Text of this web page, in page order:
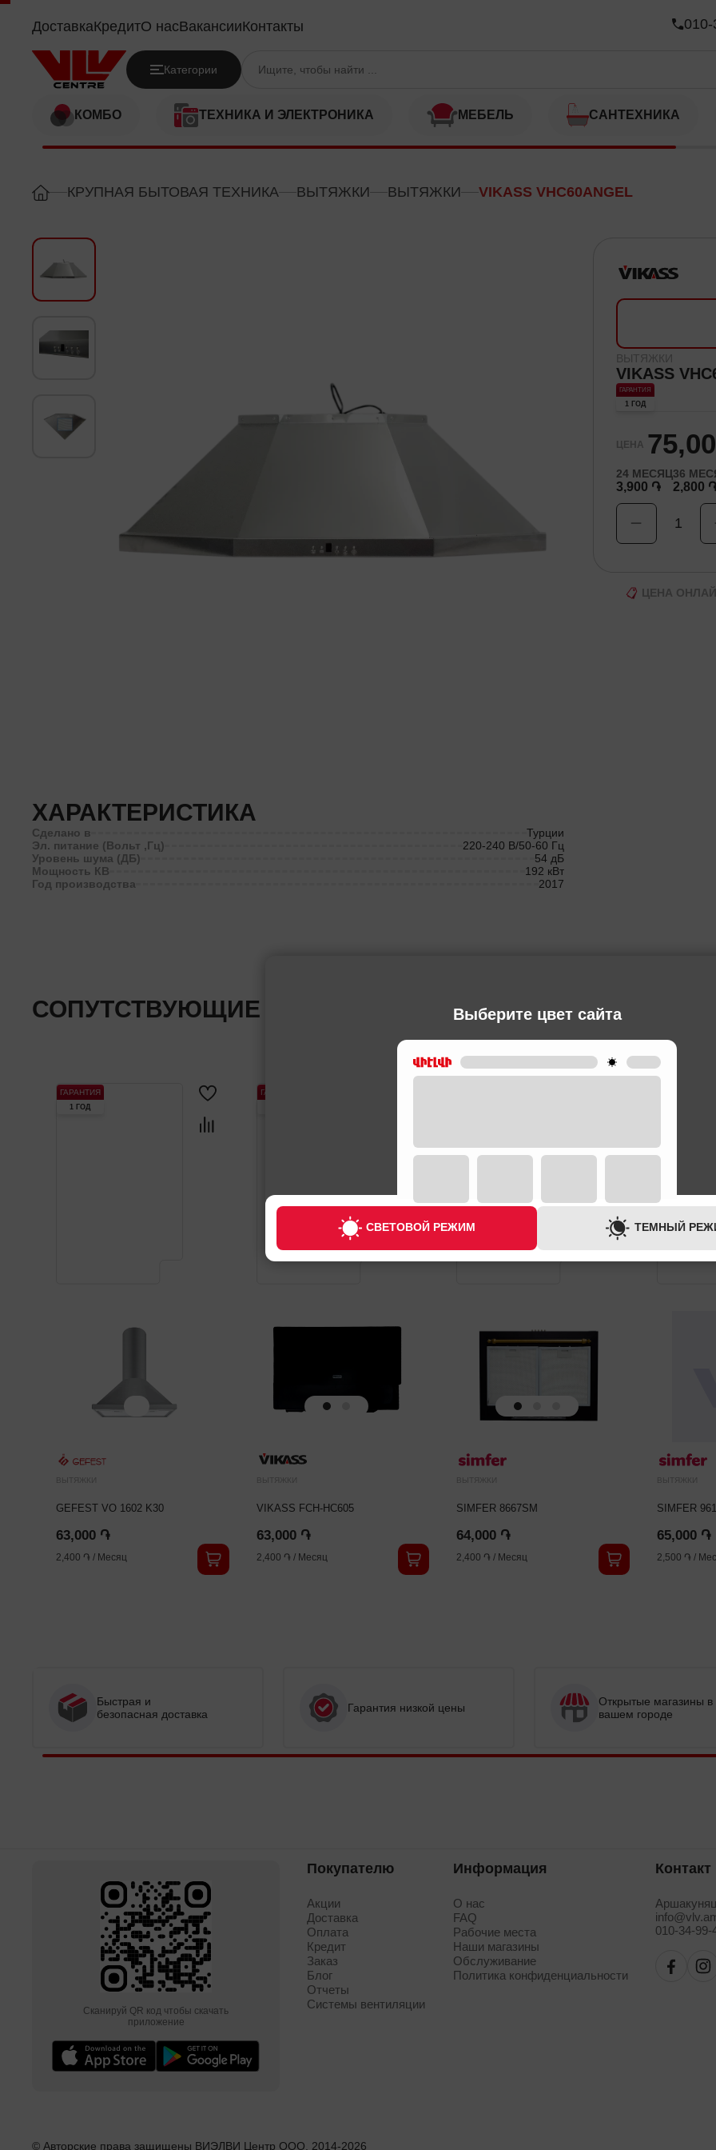
VIKASS VHC60ANGEL
Выберите цвет сайта
СВЕТОВОЙ РЕЖИМ ТЕМНЫЙ
ДоставкаКредитО насВакансииКонтакты
Категории
КОМБО ТЕХНИКА И ЭЛЕКТРОНИКА МЕБЕЛЬ САНТЕХНИКА
КРУПНАЯ БЫТОВАЯ ТЕХНИКА ВЫТЯЖКИ ВЫТЯЖКИ VIKASS VHC60ANGEL
ВЫТЯЖКИ
VIKASS
ГАРАНТИЯ
1 ГОД
ЦЕНА
24 МЕСЯЦ
3,900 ֏
36
2,800
1
ЦЕНА
ХАРАКТЕРИСТИКА
Сделано в
Турции
Эл. питание (Вольт ,Гц)
220-240 В/50-60 Гц
Уровень шума (ДБ)
54 дБ
Мощность КВ
192 кВт
Год производства
2017
СОПУТСТВУЮЩИЕ ТОВАРЫ
ГАРАНТИЯ
1 ГОД
ВЫТЯЖКИ
GEFEST VO 1602 K30
63,000 ֏
2,400 ֏ / Месяц
ГАРАНТИЯ
ВЫТЯЖКИ
VIKASS FCH-HC605
63,000 ֏
2,400 ֏ / Месяц
ВЫТЯЖКИ
SIMFER 8667SM
64,000 ֏
2,400 ֏ / Месяц
ВЫТЯЖКИ
SIMFER
65,000 ֏
2,500 ֏ /
Быстрая и
безопасная доставка
Гарантия низкой цены
Открытые магазины в
вашем городе
Сканируй QR код чтобы скачать
приложение
Покупателю
Акции
Доставка
Оплата
Кредит
Заказ
Блог
Отчеты
Системы вентиляции
Информация
О нас
FAQ
Рабочие места
Наши магазины
Обслуживание
Политика конфиденциальности
Контакт
010-34-99-
© Авторские права защищены ВИЭЛВИ Центр ООО, 2014-2026